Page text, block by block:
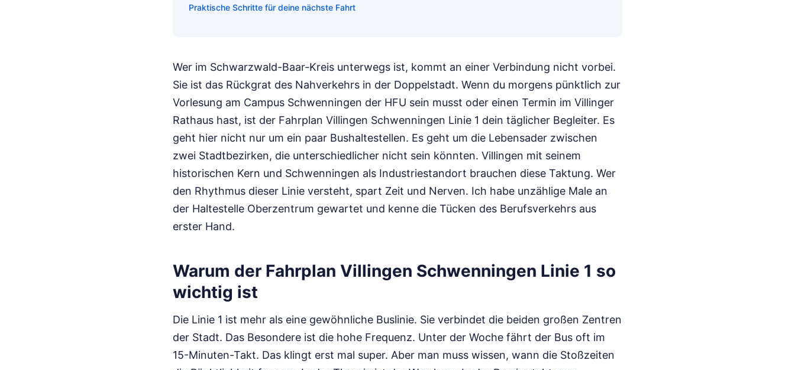
Praktische Schritte für deine nächste Fahrt
Wer im Schwarzwald-Baar-Kreis unterwegs ist, kommt an einer Verbindung nicht vorbei.
Sie ist das Rückgrat des Nahverkehrs in der Doppelstadt. Wenn du morgens pünktlich zur
Vorlesung am Campus Schwenningen der HFU sein musst oder einen Termin im Villinger
Rathaus hast, ist der Fahrplan Villingen Schwenningen Linie 1 dein täglicher Begleiter. Es
geht hier nicht nur um ein paar Bushaltestellen. Es geht um die Lebensader zwischen
zwei Stadtbezirken, die unterschiedlicher nicht sein könnten. Villingen mit seinem
historischen Kern und Schwenningen als Industriestandort brauchen diese Taktung. Wer
den Rhythmus dieser Linie versteht, spart Zeit und Nerven. Ich habe unzählige Male an
der Haltestelle Oberzentrum gewartet und kenne die Tücken des Berufsverkehrs aus
erster Hand.
Warum der Fahrplan Villingen Schwenningen Linie 1 so
wichtig ist
Die Linie 1 ist mehr als eine gewöhnliche Buslinie. Sie verbindet die beiden großen Zentren
der Stadt. Das Besondere ist die hohe Frequenz. Unter der Woche fährt der Bus oft im
15-Minuten-Takt. Das klingt erst mal super. Aber man muss wissen, wann die Stoßzeiten